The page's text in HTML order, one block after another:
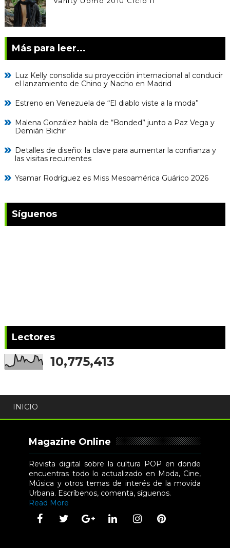
Más para leer...
Luz Kelly consolida su proyección internacional al conducir
el lanzamiento de Chino y Nacho en Madrid
Estreno en Venezuela de “El diablo viste a la moda”
Malena González habla de “Bonded” junto a Paz Vega y
Demián Bichir
Detalles de diseño: la clave para aumentar la confianza y
las visitas recurrentes
Ysamar Rodríguez es Miss Mesoamérica Guárico 2026
Síguenos
Lectores
10,775,413
INICIO
Magazine Online
Revista digital sobre la cultura POP en donde
encuentras todo lo actualizado en Moda, Cine,
Música y otros temas de interés de la movida
Urbana. Escríbenos, comenta, síguenos.
Read More